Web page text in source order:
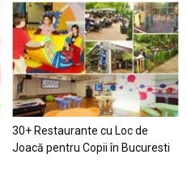
30+ Restaurante cu Loc de
Joacă pentru Copii în Bucuresti